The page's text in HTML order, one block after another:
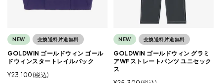
NEW 交換送料片道無料
GOLDWIN ゴールドウィン ゴール
ドウィンスタートレイルパック
¥23,100 税込
NEW 交換送料片道無料
GOLDWIN ゴールドウィン グラミ
アWFストレートパンツ ユニセック
ス